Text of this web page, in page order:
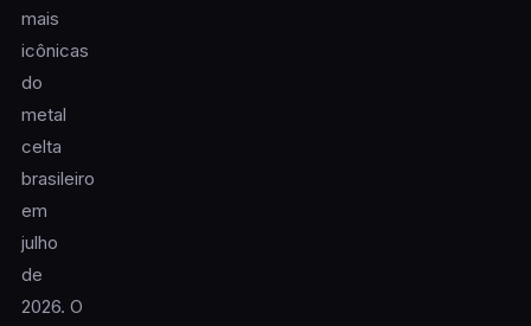
mais
icônicas
do
metal
celta
brasileiro
em
julho
de
2026. O